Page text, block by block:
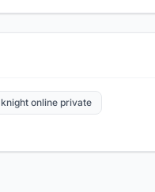
knight online private